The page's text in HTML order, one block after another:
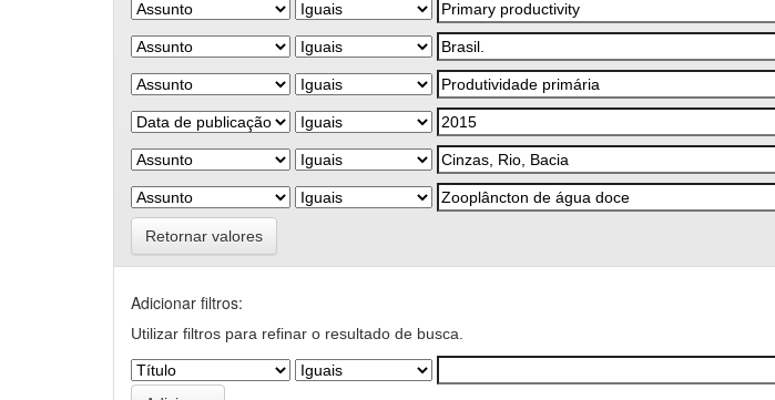
Retornar valores
Adicionar filtros:
Utilizar filtros para refinar o resultado de busca.